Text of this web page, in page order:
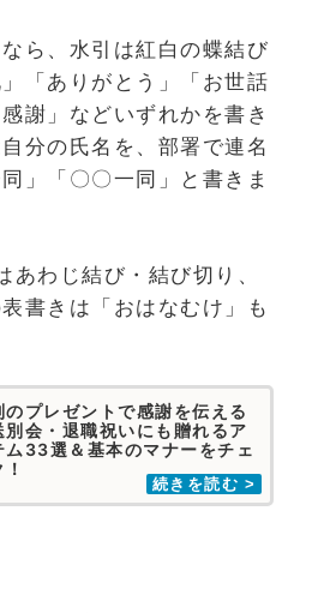
ら、水引は紅白の蝶結び
「ありがとう」「お世話
謝」などいずれかを書き
分の氏名を、部署で連名
」「〇〇一同」と書きま
あわじ結び・結び切り、
書きは「おはなむけ」も
のプレゼントで感謝を伝える
別会・退職祝いにも贈れるア
ム33選＆基本のマナーをチェ